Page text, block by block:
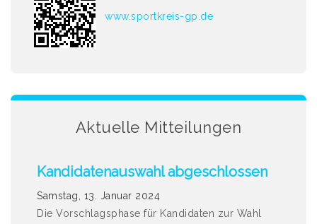
www.sportkreis-gp.de
Aktuelle Mitteilungen
Kandidatenauswahl abgeschlossen
Samstag, 13. Januar 2024
Die Vorschlagsphase für Kandidaten zur Wahl